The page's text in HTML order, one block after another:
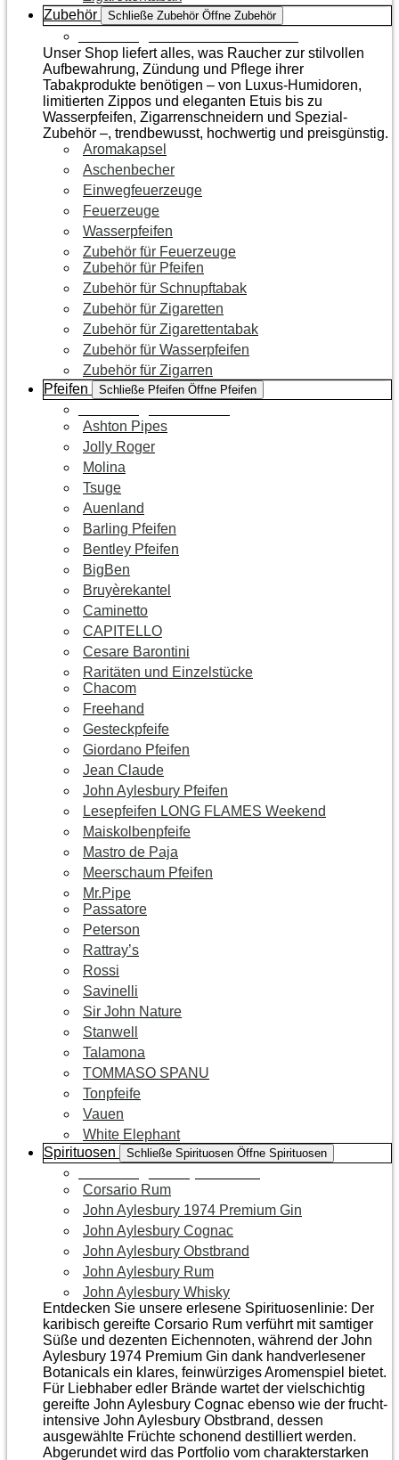
Zubehör
Schließe Zubehör Öffne Zubehör
Unser Shop liefert alles, was Raucher zur stilvollen
Aufbewahrung, Zündung und Pflege ihrer
Tabakprodukte benötigen – von Luxus-Humidoren,
limitierten Zippos und eleganten Etuis bis zu
Wasserpfeifen, Zigarrenschneidern und Spezial-
Zubehör –, trendbewusst, hochwertig und preisgünstig.
Aromakapsel
Aschenbecher
Einwegfeuerzeuge
Feuerzeuge
Wasserpfeifen
Zubehör für Feuerzeuge
Zubehör für Pfeifen
Zubehör für Schnupftabak
Zubehör für Zigaretten
Zubehör für Zigarettentabak
Zubehör für Wasserpfeifen
Zubehör für Zigarren
Pfeifen
Schließe Pfeifen Öffne Pfeifen
Ashton Pipes
Jolly Roger
Molina
Tsuge
Auenland
Barling Pfeifen
Bentley Pfeifen
BigBen
Bruyèrekantel
Caminetto
CAPITELLO
Cesare Barontini
Raritäten und Einzelstücke
Chacom
Freehand
Gesteckpfeife
Giordano Pfeifen
Jean Claude
John Aylesbury Pfeifen
Lesepfeifen LONG FLAMES Weekend
Maiskolbenpfeife
Mastro de Paja
Meerschaum Pfeifen
Mr.Pipe
Passatore
Peterson
Rattray’s
Rossi
Savinelli
Sir John Nature
Stanwell
Talamona
TOMMASO SPANU
Tonpfeife
Vauen
White Elephant
Spirituosen
Schließe Spirituosen Öffne Spirituosen
Corsario Rum
John Aylesbury 1974 Premium Gin
John Aylesbury Cognac
John Aylesbury Obstbrand
John Aylesbury Rum
John Aylesbury Whisky
Entdecken Sie unsere erlesene Spirituosenlinie: Der
karibisch gereifte Corsario Rum verführt mit samtiger
Süße und dezenten Eichen­noten, während der John
Aylesbury 1974 Premium Gin dank handverlesener
Botanicals ein klares, feinwürziges Aromenspiel bietet.
Für Liebhaber edler Brände wartet der vielschichtig
gereifte John Aylesbury Cognac ebenso wie der frucht­
intensive John Aylesbury Obstbrand, dessen
ausgewählte Früchte schonend destilliert werden.
Abgerundet wird das Portfolio vom charakterstarken